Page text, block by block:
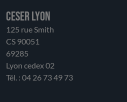
CESER LYON
125 rue Smith
CS 90051
69285
Lyon cedex 02
Tél. : 04 26 73 49 73